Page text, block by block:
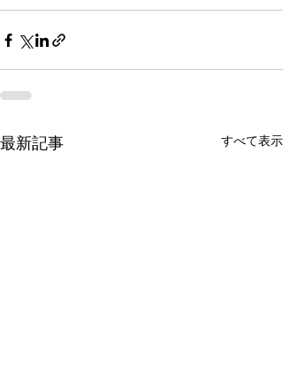
最新記事 すべて表示